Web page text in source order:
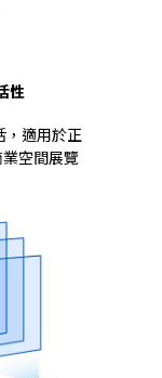
性
，適用於正
空間展覽